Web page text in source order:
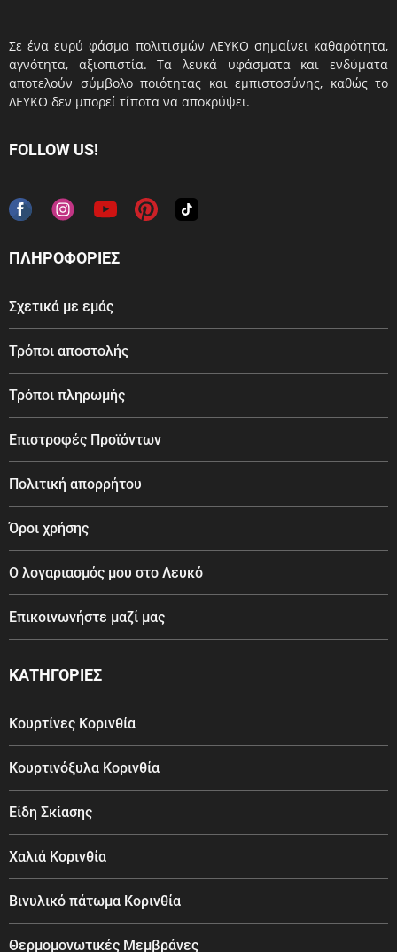
Σε ένα ευρύ φάσμα πολιτισμών ΛΕΥΚΟ σημαίνει καθαρότητα,
αγνότητα, αξιοπιστία. Τα λευκά υφάσματα και ενδύματα
αποτελούν σύμβολο ποιότητας και εμπιστοσύνης, καθώς το
ΛΕΥΚΟ δεν μπορεί τίποτα να αποκρύψει.
FOLLOW US!
ΠΛΗΡΟΦΟΡΙΕΣ
Σχετικά με εμάς
Τρόποι αποστολής
Τρόποι πληρωμής
Επιστροφές Προϊόντων
Πολιτική απορρήτου
Όροι χρήσης
Ο λογαριασμός μου στο Λευκό
Επικοινωνήστε μαζί μας
ΚΑΤΗΓΟΡΙΕΣ
Κουρτίνες Κορινθία
Κουρτινόξυλα Κορινθία
Είδη Σκίασης
Χαλιά Κορινθία
Βινυλικό πάτωμα Κορινθία
Θερμομονωτικές Μεμβράνες